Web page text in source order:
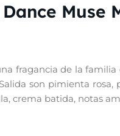
Muse
fragancia de la familia
son pimienta
crema batida, notas